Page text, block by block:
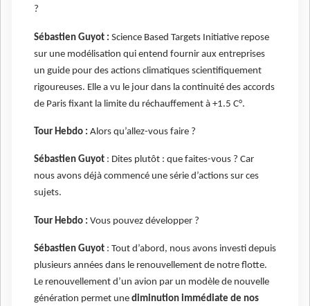
?
Sébastien Guyot : Science Based Targets Initiative repose
sur une modélisation qui entend fournir aux entreprises
un guide pour des actions climatiques scientifiquement
rigoureuses. Elle a vu le jour dans la continuité des accords
de Paris fixant la limite du réchauffement à +1.5 C°.
Tour Hebdo : Alors qu’allez-vous faire ?
Sébastien Guyot : Dites plutôt : que faites-vous ? Car
nous avons déjà commencé une série d’actions sur ces
sujets.
Tour Hebdo : Vous pouvez développer ?
Sébastien Guyot : Tout d’abord, nous avons investi depuis
plusieurs années dans le renouvellement de notre flotte.
Le renouvellement d’un avion par un modèle de nouvelle
génération permet une diminution immédiate de nos